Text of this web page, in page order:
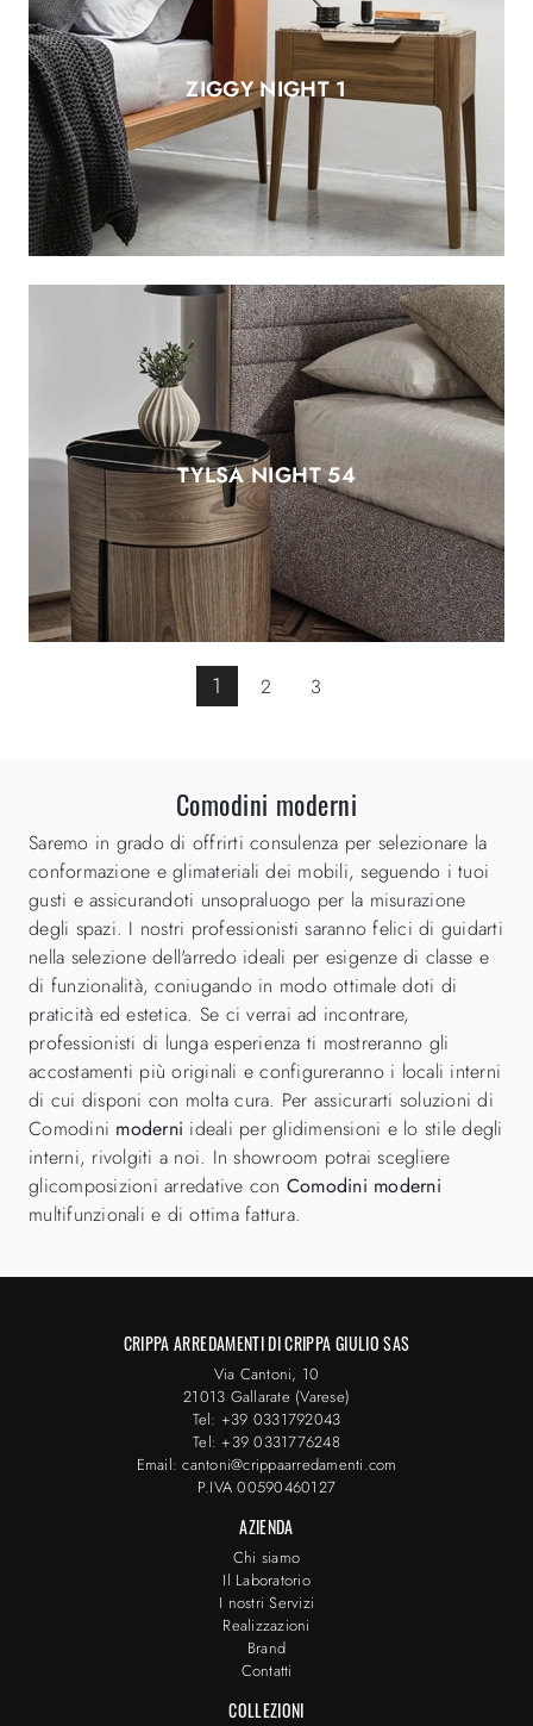
ZIGGY NIGHT 1
TYLSA NIGHT 54
1 2 3
Comodini moderni
Saremo in grado di offrirti consulenza per selezionare la
conformazione e glimateriali dei mobili, seguendo i tuoi
gusti e assicurandoti unsopraluogo per la misurazione
degli spazi. I nostri professionisti saranno felici di guidarti
nella selezione dell'arredo ideali per esigenze di classe e
di funzionalità, coniugando in modo ottimale doti di
praticità ed estetica. Se ci verrai ad incontrare,
professionisti di lunga esperienza ti mostreranno gli
accostamenti più originali e configureranno i locali interni
di cui disponi con molta cura. Per assicurarti soluzioni di
Comodini moderni ideali per glidimensioni e lo stile degli
interni, rivolgiti a noi. In showroom potrai scegliere
glicomposizioni arredative con Comodini moderni
multifunzionali e di ottima fattura.
CRIPPA ARREDAMENTI DI CRIPPA GIULIO SAS
Via Cantoni, 10
21013 Gallarate (Varese)
Tel: +39 0331792043
Tel: +39 0331776248
Email: cantoni@crippaarredamenti.com
P.IVA 00590460127
AZIENDA
Chi siamo
Il Laboratorio
I nostri Servizi
Realizzazioni
Brand
Contatti
COLLEZIONI